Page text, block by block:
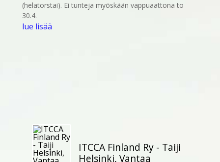
(helatorstai). Ei tunteja myöskään vappuaattona to
30.4.
lue lisää
ITCCA Finland Ry - Taiji
Helsinki, Vantaa